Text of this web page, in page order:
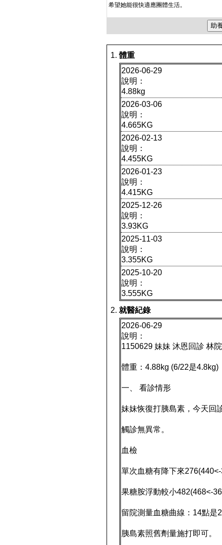
希望她能很快適應團體生活。
體重
2026-06-29
說明：
4.88kg
2026-03-06
說明：
4.665KG
2026-02-13
說明：
4.455KG
2026-01-23
說明：
4.415KG
2025-12-26
說明：
3.93KG
2025-11-03
說明：
3.355KG
2025-10-20
說明：
3.555KG
就醫紀錄
2026-06-29
說明：
1150629 妹妹 沐恩回診 林
體重：4.88kg (6/22是4.8kg)
一、 看診情形
妹妹恢復打胰島素，今天回
觸診無異常。
血檢
單次血糖有降下來
果糖胺浮動較小482(468<-
留院測量血糖曲線：14點是
胰島素照舊劑量施打即可。